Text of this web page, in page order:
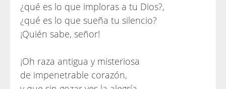
¿qué es lo que imploras a tu Dios?,
¿qué es lo que sueña tu silencio?
¡Quién sabe, señor!
¡Oh raza antigua y misteriosa
de impenetrable corazón,